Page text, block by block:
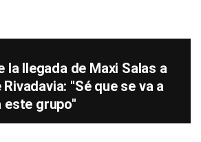
la llegada de Maxi Salas a
"Sé que se va a
este grupo"